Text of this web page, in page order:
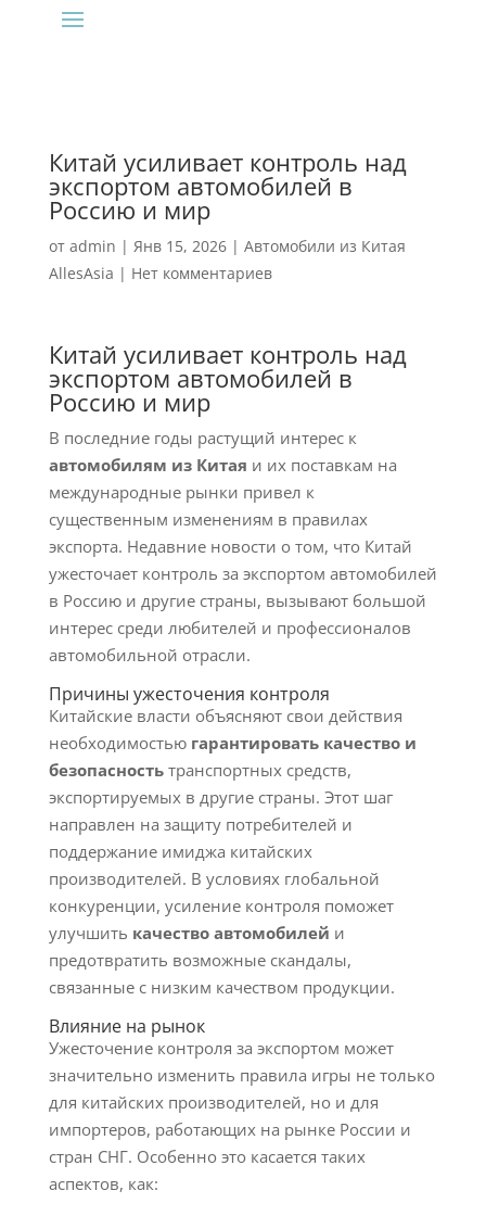
Китай усиливает контроль над
экспортом автомобилей в
Россию и мир
от admin | Янв 15, 2026| Автомобили из Китая
AllesAsia | Нет комментариев
Китай усиливает контроль над
экспортом автомобилей в
Россию и мир
В последние годы растущий интерес к
автомобилям из Китая и их поставкам на
международные рынки привел к
существенным изменениям в правилах
экспорта. Недавние новости о том, что Китай
ужесточает контроль за экспортом автомобилей
в Россию и другие страны, вызывают большой
интерес среди любителей и профессионалов
автомобильной отрасли.
Причины ужесточения контроля
Китайские власти объясняют свои действия
необходимостью гарантировать качество и
безопасностьтранспортных средств,
экспортируемых в другие страны. Этот шаг
направлен на защиту потребителей и
поддержание имиджа китайских
производителей. В условиях глобальной
конкуренции, усиление контроля поможет
улучшить качество автомобилей и
предотвратить возможные скандалы,
связанные с низким качеством продукции.
Влияние на рынок
Ужесточение контроля за экспортом может
значительно изменить правила игры не только
для китайских производителей, но и для
импортеров, работающих на рынке России и
стран СНГ. Особенно это касается таких
аспектов, как: